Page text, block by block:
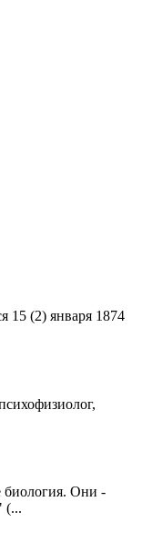
15 (2) января 1874
биология. Они -
(...